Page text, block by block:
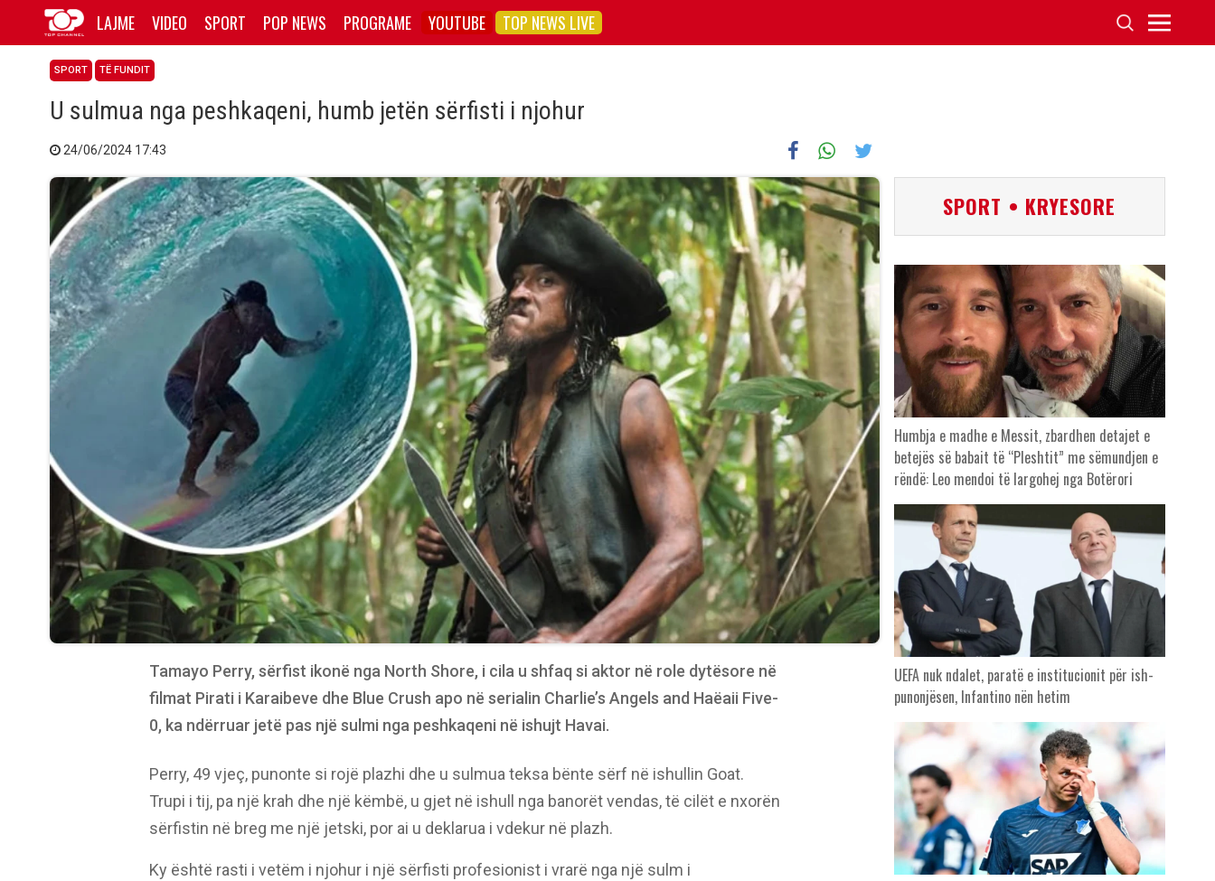
LAJME VIDEO SPORT POP NEWS PROGRAME YOUTUBE TOP NEWS LIVE
SPORT TË FUNDIT
U sulmua nga peshkaqeni, humb jetën sërfisti i njohur
24/06/2024 17:43
Tamayo Perry, sërfist ikonë nga North Shore, i cila u shfaq si aktor në role dytësore në
filmat Pirati i Karaibeve dhe Blue Crush apo në serialin Charlie’s Angels and Haëaii Five-
0, ka ndërruar jetë pas një sulmi nga peshkaqeni në ishujt Havai.
Perry, 49 vjeç, punonte si rojë plazhi dhe u sulmua teksa bënte sërf në ishullin Goat.
Trupi i tij, pa një krah dhe një këmbë, u gjet në ishull nga banorët vendas, të cilët e nxorën
sërfistin në breg me një jetski, por ai u deklarua i vdekur në plazh.
Ky është rasti i vetëm i njohur i një sërfisti profesionist i vrarë nga një sulm i
SPORT • KRYESORE
Humbja e madhe e Messit, zbardhen detajet e
betejës së babait të “Pleshtit” me sëmundjen e
rëndë: Leo mendoi të largohej nga Botërori
UEFA nuk ndalet, paratë e institucionit për ish-
punonjësen, Infantino nën hetim